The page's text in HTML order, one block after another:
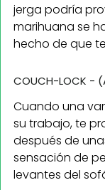
jerga podría
marihuana se
hecho de que
COUCH-LOCK -
Cuando una
su trabajo, te
después de
sensación de
levantes del